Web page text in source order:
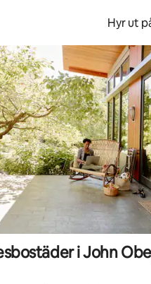
Hyr ut
i John